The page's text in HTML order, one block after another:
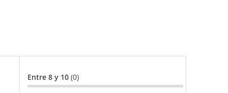
Entre 8 y 10 (0)